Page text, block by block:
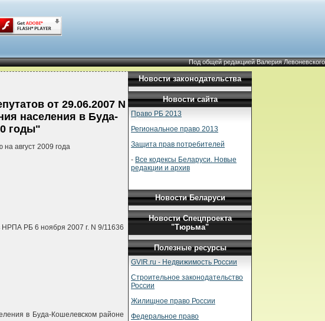
Под общей редакцией Валерия Левоневского
от 29.06.2007 N
населения в Буда-
годы"
август 2009 года
НРПА РБ 6 ноября 2007 г. N 9/11636
в Буда-Кошелевском районе
Новости законодательства
Новости сайта
Право РБ 2013
Региональное право 2013
Защита прав потребителей
- Все кодексы Беларуси. Новые
редакции и архив
Новости Беларуси
Новости Спецпроекта
"Тюрьма"
Полезные ресурсы
GVIR.ru - Недвижимость России
Строительное законодательство
России
Жилищное право России
Федеральное право